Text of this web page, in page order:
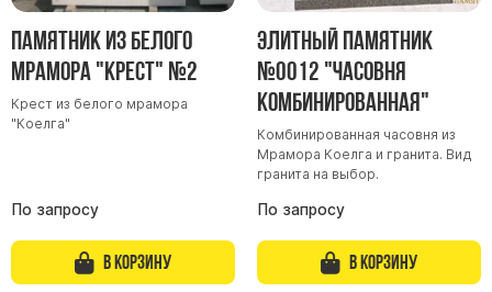
Памятник из белого
мрамора "Крест" №2
Крест из белого мрамора
"Коелга"
По запросу
В корзину
Элитный памятник
№0012 "Часовня
комбинированная"
Комбинированная часовня из
Мрамора Коелга и гранита. Вид
гранита на выбор.
По запросу
В корзину